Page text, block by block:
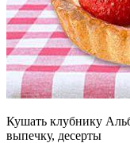
Кушать клубнику
выпечку, десерты